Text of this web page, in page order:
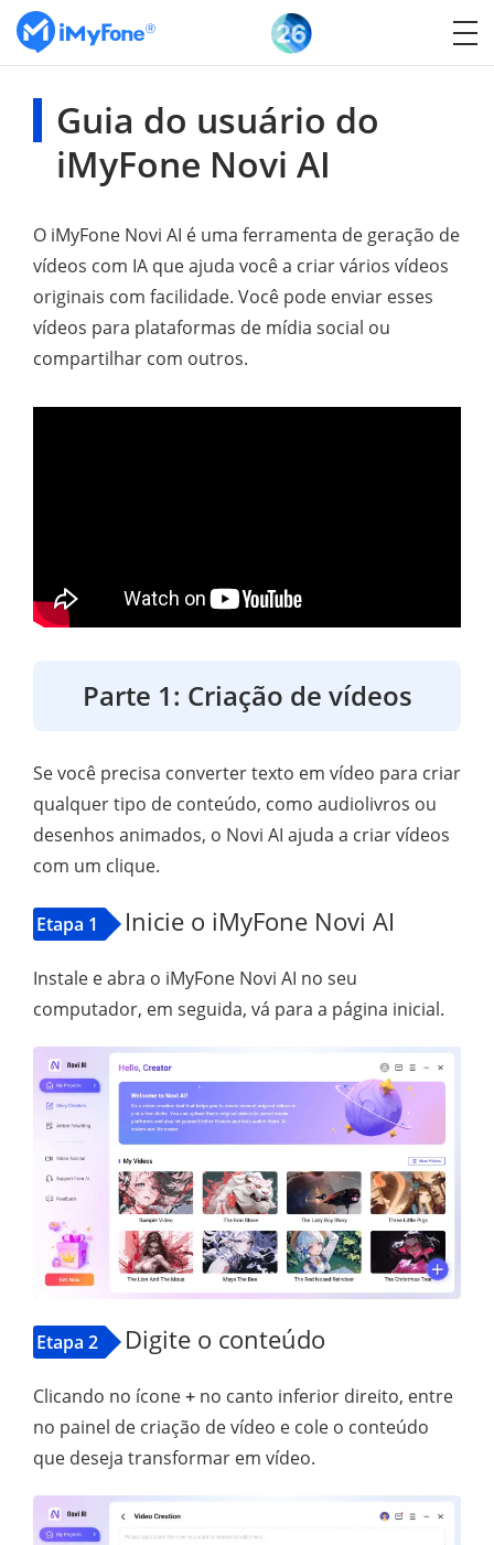
Guia do usuário do
iMyFone Novi AI
O iMyFone Novi AI é uma ferramenta de geração de
vídeos com IA que ajuda você a criar vários vídeos
originais com facilidade. Você pode enviar esses
vídeos para plataformas de mídia social ou
compartilhar com outros.
Parte 1: Criação de vídeos
Se você precisa converter texto em vídeo para criar
qualquer tipo de conteúdo, como audiolivros ou
desenhos animados, o Novi AI ajuda a criar vídeos
com um clique.
Etapa 1 Inicie o iMyFone Novi AI
Instale e abra o iMyFone Novi AI no seu
computador, em seguida, vá para a página inicial.
Etapa 2 Digite o conteúdo
Clicando no ícone+ no canto inferior direito, entre
no painel de criação de vídeo e cole o conteúdo
que deseja transformar em vídeo.